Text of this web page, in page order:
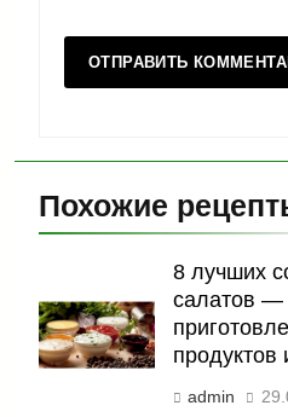
Похожие
8 лучших
салатов —
продуктов
admin